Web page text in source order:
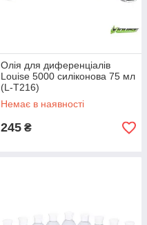
Олія для диференціалів
Louise 5000 силіконова 75 мл
(L-T216)
Немає в наявності
245 ₴